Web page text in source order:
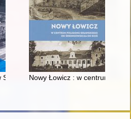
: prestiż finansowy i
Nowy Łowicz : w centrum